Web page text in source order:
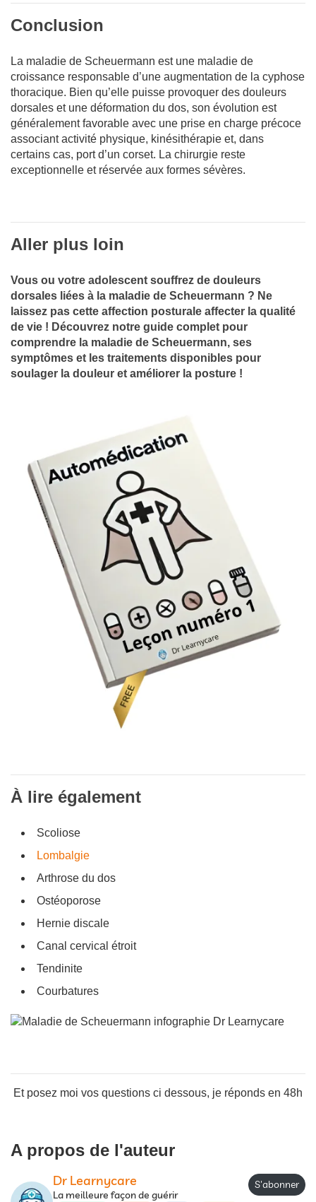
Conclusion
La maladie de Scheuermann est une maladie de
croissance responsable d’une augmentation de la cyphose
thoracique. Bien qu’elle puisse provoquer des douleurs
dorsales et une déformation du dos, son évolution est
généralement favorable avec une prise en charge précoce
associant activité physique, kinésithérapie et, dans
certains cas, port d’un corset. La chirurgie reste
exceptionnelle et réservée aux formes sévères.
Aller plus loin
Vous ou votre adolescent souffrez de douleurs
dorsales liées à la maladie de Scheuermann ? Ne
laissez pas cette affection posturale affecter la qualité
de vie ! Découvrez notre guide complet pour
comprendre la maladie de Scheuermann, ses
symptômes et les traitements disponibles pour
soulager la douleur et améliorer la posture !
À lire également
Scoliose
Lombalgie
Arthrose du dos
Ostéoporose
Hernie discale
Canal cervical étroit
Tendinite
Courbatures
Et posez moi vos questions ci dessous, je réponds en 48h
A propos de l'auteur
Dr Learnycare
La meilleure façon de guérir
S'abonner